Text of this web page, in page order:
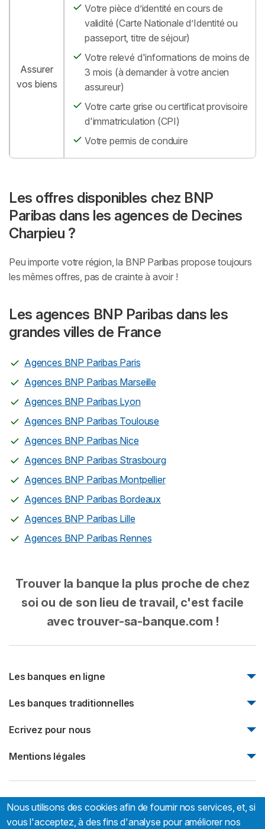
Assurer
vos biens
Votre pièce d’identité en cours de
validité (Carte Nationale d’Identité ou
passeport, titre de séjour)
Votre relevé d'informations de moins de
3 mois (à demander à votre ancien
assureur)
Votre carte grise ou certificat provisoire
d'immatriculation (CPI)
Votre permis de conduire
Les offres disponibles chez BNP
Paribas dans les agences de Decines
Charpieu ?
Peu importe votre région, la BNP Paribas propose toujours
les mêmes offres, pas de crainte à avoir !
Les agences BNP Paribas dans les
grandes villes de France
Agences BNP Paribas Paris
Agences BNP Paribas Marseille
Agences BNP Paribas Lyon
Agences BNP Paribas Toulouse
Agences BNP Paribas Nice
Agences BNP Paribas Strasbourg
Agences BNP Paribas Montpellier
Agences BNP Paribas Bordeaux
Agences BNP Paribas Lille
Agences BNP Paribas Rennes
Trouver la banque la plus proche de chez
soi ou de son lieu de travail, c'est facile
avec trouver-sa-banque.com !
Les banques en ligne
Monabanq
Fortuneo
Les banques traditionnelles
Natixis
Société marseillaise de crédit
Ecrivez pour nous
Ecrivez pour nous
Mentions légales
Trouver-sa-banque.com:66 rue Sébastien Mercier, 75015
Paris, France
Nous utilisons des cookies afin de fournir nos services, et, si
vous l'acceptez, à des fins d'analyse pour améliorer nos